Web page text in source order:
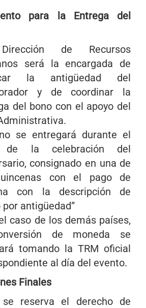
para la Entrega del
de Recursos
será la encargada de
la antigüedad del
y de coordinar la
del bono con el apoyo del
se entregará durante el
de la celebración del
consignado en una de
con el pago de
con la descripción de
por antigüedad”
caso de los demás países,
de moneda se
tomando la TRM oficial
al día del evento.
Finales
reserva el derecho de